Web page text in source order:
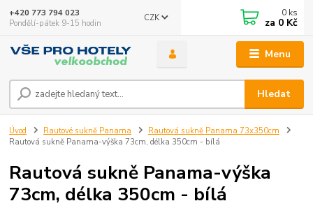
Menu
CZK
Hledat
+420 773 794 023
Pondělí-pátek 9-15 hodin
0 ks
za 0 Kč
Úvod Rautové sukně Panama
Rautová sukně Panama 73x350cm
Rautová sukně Panama-výška 73cm, délka 350cm - bílá
Rautová sukně Panama-výška
73cm, délka 350cm - bílá